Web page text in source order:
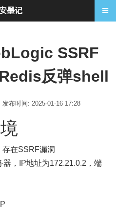
SSRF
反弹shell
发布时间: 2025-01-16 17:28
在SSRF漏洞
，IP地址为172.21.0.2，端
墨记